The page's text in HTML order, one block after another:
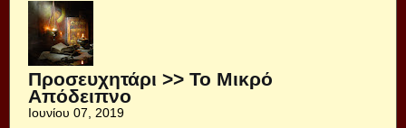
Προσευχητάρι >> Το Μικρό
Απόδειπνο
Ιουνίου 07, 2019